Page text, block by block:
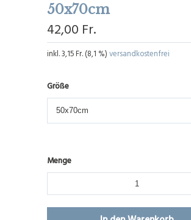
50x70cm
42,00 Fr.
inkl.3,15 Fr. (8,1 %)versandkostenfrei
Größe
Menge